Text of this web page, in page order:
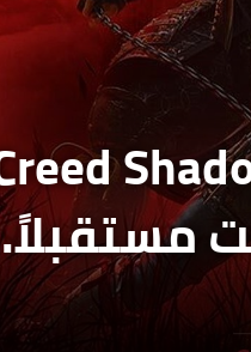
مستقبلاً.